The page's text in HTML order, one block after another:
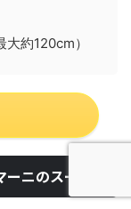
約120cm）
ニのスーツ